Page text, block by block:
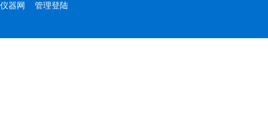
仪器网
管理登陆